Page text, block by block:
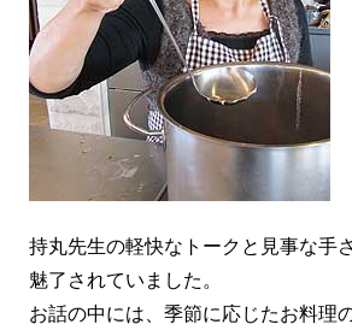
持丸先生の軽快なトークと見事な手
魅了されていました。
お話の中には、季節に応じたお料理